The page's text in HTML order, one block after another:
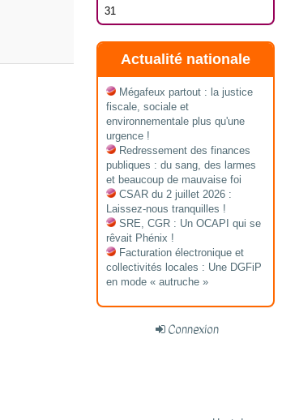
31
Actualité nationale
Mégafeux partout : la justice
fiscale, sociale et
environnementale plus qu'une
urgence !
Redressement des finances
publiques : du sang, des larmes
et beaucoup de mauvaise foi
CSAR du 2 juillet 2026 :
Laissez-nous tranquilles !
SRE, CGR : Un OCAPI qui se
rêvait Phénix !
Facturation électronique et
collectivités locales : Une DGFiP
en mode « autruche »
Connexion